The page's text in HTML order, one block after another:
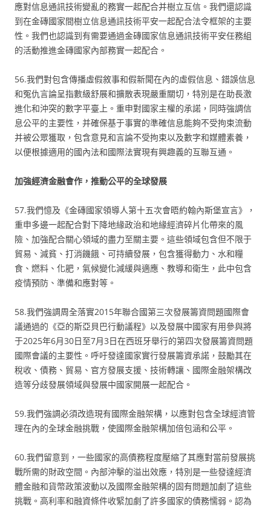
應對信息通訊技術變亂的務實一起配合并樹立互信。我們還認識
到在金磚國家間樹立信息通訊技術平安一起配合法令框架的主要
性。我們也認識到有需要通過金磚國家信息通訊技術平安任務組
的活動推進金磚國家內部務實一起配合。
56.我們對包含傳播虛假敘事和假新聞在內的虛假信息、錯誤信息
和冤仇言論呈指數級舒展和擴散表現嚴重關切，特別是在助長激
進化和沖突的數字平臺上。重申對國家主權的承諾，同時強調信
息公平的主要性，并確保基于事實的準確信息能夠不受拘束流動
并被公眾獲取，包含意見和言論不受拘束以及數字和媒體素養，
以便根據適用的國內法和國際法實現有興趣義的互聯互通。
加強經濟金融會作，推動公平的全球發展
57.我們憶及《金磚國家領導人第十五次會晤約翰內斯堡宣言》，
重申多邊一起配合對下降地緣政治和地緣經濟碎片化帶來的風
險、加強配合關心領域的盡力至關主要。這些領域包含但不限于
貿易、減貧、打消饑餓、可持續發展，包含獲得動力、水和糧
食、燃料、化肥，氣候變化減緩與適應、教導和衛生，此中包含
疫情預防、準備和應對等。
58.我們強調周全落實2015年聯合國第三次發展籌資問題國際會
議通過的《亞的斯亞貝巴行動議程》以及發展中國家有用參與將
于2025年6月30日至7月3日在西班牙舉行的第四次發展籌資問題
國際會議的主要性。呼吁發達國家實行發展籌資承諾，鼓勵其在
稅收、債務、貿易、官方發展支援、技術轉讓、國際金融架構改
造等分歧發展領域與發展中國家開展一起配合。
59.我們強調必須改造現有國際金融架構，以應對包含全球經濟管
理在內的全球金融挑戰，使國際金融架構加倍包涵和公平。
60.我們留意到，一些國家的高債務程度壓縮了其應對當前發展挑
戰所需的財政空間。內部沖擊的溢出效應，特別是一些發達經濟
體金融和貨幣政策波動以及國際金融架構的固有問題加劇了這些
挑戰。高利率和融資條件收緊加劇了許多國家的債務懦弱。認為